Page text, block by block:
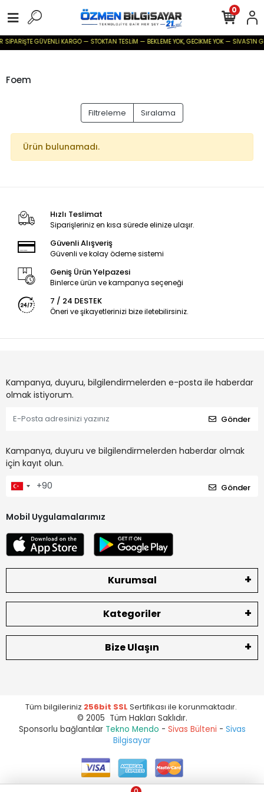
GÜVENLİ KARGO — STOKTAN TESLİM — BEKLEME YOK, GECİKME YOK — SİVAS'IN
0
Foem
Filtreleme Sıralama
Ürün bulunamadı.
Hızlı Teslimat
Siparişleriniz en kısa sürede elinize ulaşır.
Güvenli Alışveriş
Güvenli ve kolay ödeme sistemi
Geniş Ürün Yelpazesi
Binlerce ürün ve kampanya seçeneği
7 / 24 DESTEK
Öneri ve şikayetlerinizi bize iletebilirsiniz.
Kampanya, duyuru, bilgilendirmelerden e-posta ile haberdar
olmak istiyorum.
Gönder
Kampanya, duyuru ve bilgilendirmelerden haberdar olmak
için kayıt olun.
Gönder
Mobil Uygulamalarımız
Kurumsal
Kategoriler
Bize Ulaşın
Tüm bilgileriniz 256bit SSL Sertifikası ile korunmaktadır.
© 2005 Tüm Hakları Saklıdır.
Sponsorlu bağlantılar Tekno Mendo - Sivas Bülteni - Sivas
Bilgisayar